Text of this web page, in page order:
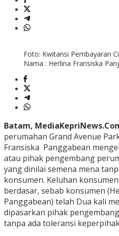
Foto: Kwitansi Pembayaran
Nama : Herlina Fransiska
Batam,
perumahan Grand Avenue
Fransiska Panggabean
atau pihak pengembang
yang dinilai semena mena
konsumen. Keluhan
berdasar, sebab konsumen
Panggabean) telah Dua kali
dipasarkan pihak
tanpa ada toleransi